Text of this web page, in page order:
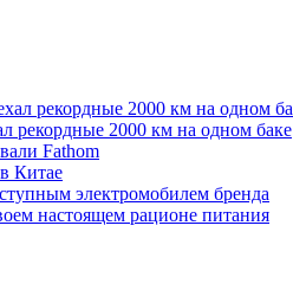
рекордные 2000 км на одном баке
Fathom
Китае
электромобилем бренда
настоящем рационе питания